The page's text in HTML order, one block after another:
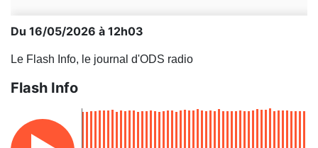
Du 16/05/2026 à 12h03
Le Flash Info, le journal d'ODS radio
Flash Info